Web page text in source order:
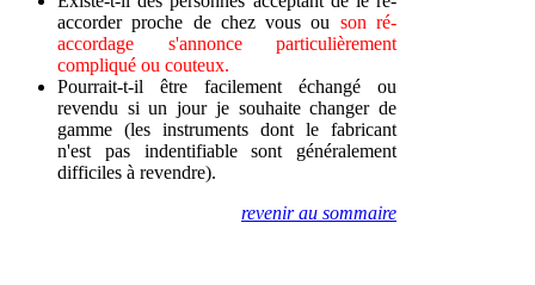
accorder proche de chez vous ou son ré-
accordage s'annonce particulièrement
compliqué ou couteux.
Pourrait-t-il être facilement échangé ou
revendu si un jour je souhaite changer de
gamme (les instruments dont le fabricant
n'est pas indentifiable sont généralement
difficiles à revendre).
revenir au sommaire